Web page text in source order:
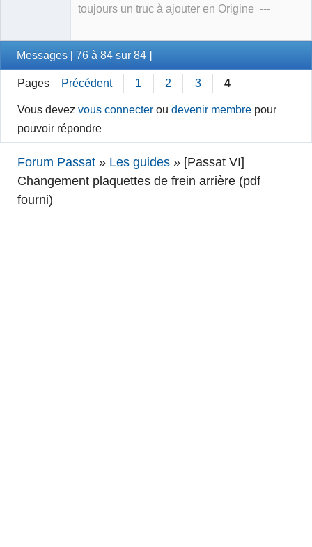
toujours un truc à ajouter en Origine ---
Messages [ 76 à 84 sur 84 ]
Pages Précédent 1 2 3 4
Vous devezvous connecter oudevenir membre pour
pouvoir répondre
Forum Passat » Les guides » [Passat VI]
Changement plaquettes de frein arrière (pdf
fourni)